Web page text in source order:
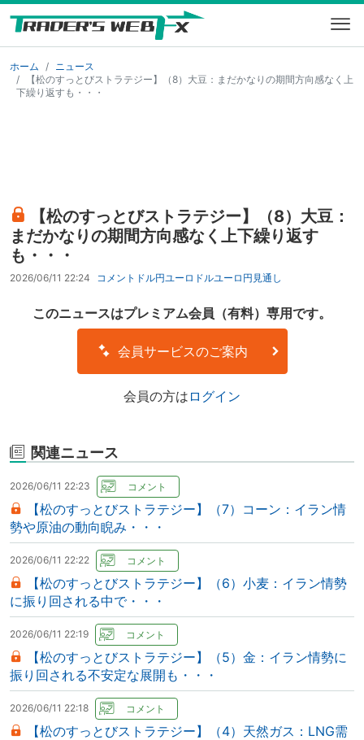
ホーム
ニュース
【松のすっとびストラテジー】（8）大豆：まだかなりの期間方向感なく上
下繰り返すも・・・
【松のすっとびストラテジー】（8）大豆：
まだかなりの期間方向感なく上下繰り返す
も・・・
2026/06/11 22:24 コメント ドル円ユーロドルユーロ円 見通し
このニュースはプレミアム会員（有料）専用です。
会員サービスのご案内
会員の方は ログイン
関連ニュース
2026/06/11 22:23
【松のすっとびストラテジー】（7）コーン：イラン情
勢や原油の動向睨み・・・
2026/06/11 22:22
【松のすっとびストラテジー】（6）小麦：イラン情勢
に振り回される中で・・・
2026/06/11 22:19
【松のすっとびストラテジー】（5）金：イラン情勢に
振り回される不安定な展開も・・・
2026/06/11 22:18
【松のすっとびストラテジー】（4）天然ガス：LNG需